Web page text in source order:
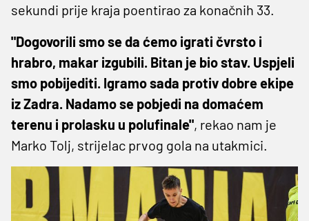
sekundi prije kraja poentirao za konačnih 33.
"Dogovorili smo se da ćemo igrati čvrsto i
hrabro, makar izgubili. Bitan je bio stav. Uspjeli
smo pobijediti. Igramo sada protiv dobre ekipe
iz Zadra. Nadamo se pobjedi na domaćem
terenu i prolasku u polufinale", rekao nam je
Marko Tolj, strijelac prvog gola na utakmici.